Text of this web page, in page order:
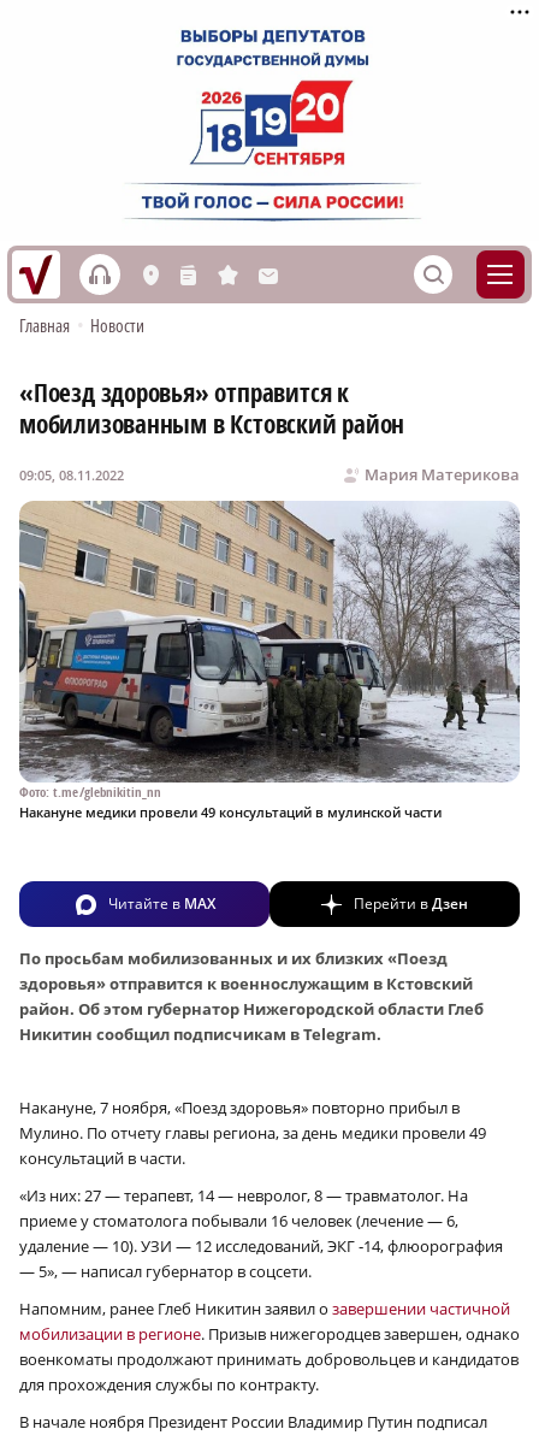
h L n s M S
Главная • Новости
«Поезд здоровья» отправится к
мобилизованным в Кстовский район
Мария Материкова
09:05, 08.11.2022
Фото: t.me/glebnikitin_nn
Накануне медики провели 49 консультаций в мулинской части
Читайте в MAX Перейти вДзен
По просьбам мобилизованных и их близких «Поезд
здоровья» отправится к военнослужащим в Кстовский
район. Об этом губернатор Нижегородской области Глеб
Никитин сообщил подписчикам в Telegram.
Накануне, 7 ноября, «Поезд здоровья» повторно прибыл в
Мулино. По отчету главы региона, за день медики провели 49
консультаций в части.
«Из них: 27 — терапевт, 14 — невролог, 8 — травматолог. На
приеме у стоматолога побывали 16 человек (лечение — 6,
удаление — 10). УЗИ — 12 исследований, ЭКГ ‑14, флюорография
— 5», — написал губернатор в соцсети.
Напомним, ранее Глеб Никитин заявил о завершении частичной
мобилизации в регионе. Призыв нижегородцев завершен, однако
военкоматы продолжают принимать добровольцев и кандидатов
для прохождения службы по контракту.
В начале ноября Президент России Владимир Путин подписал